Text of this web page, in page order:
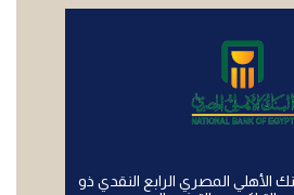
الأهلي المصري الرابع النقدي ذو